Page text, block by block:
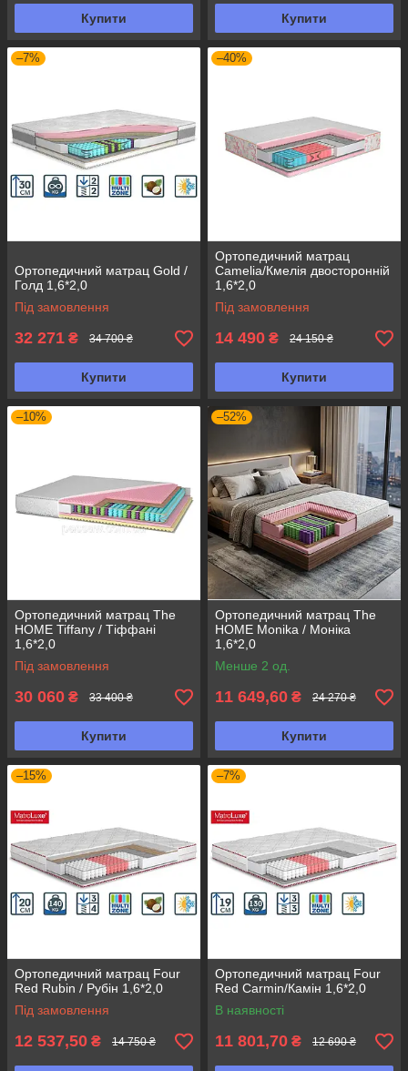
Купити Купити
–7%
Ортопедичний матрац Gold /
Голд 1,6*2,0
Під замовлення
32 271 ₴ 34 700 ₴
Купити
–40%
Ортопедичний матрац
Camelia/Кмелія двосторонній
1,6*2,0
Під замовлення
14 490 ₴ 24 150 ₴
Купити
–10%
Ортопедичний матрац The
HOME Tiffany / Тіффані
1,6*2,0
Під замовлення
30 060 ₴ 33 400 ₴
Купити
–52%
Ортопедичний матрац The
HOME Monika / Моніка
1,6*2,0
Менше 2 од.
11 649,60 ₴ 24 270 ₴
Купити
–15%
Ортопедичний матрац Four
Red Rubin / Рубін 1,6*2,0
Під замовлення
12 537,50 ₴ 14 750 ₴
–7%
Ортопедичний матрац Four
Red Carmin/Камін 1,6*2,0
В наявності
11 801,70 ₴ 12 690 ₴